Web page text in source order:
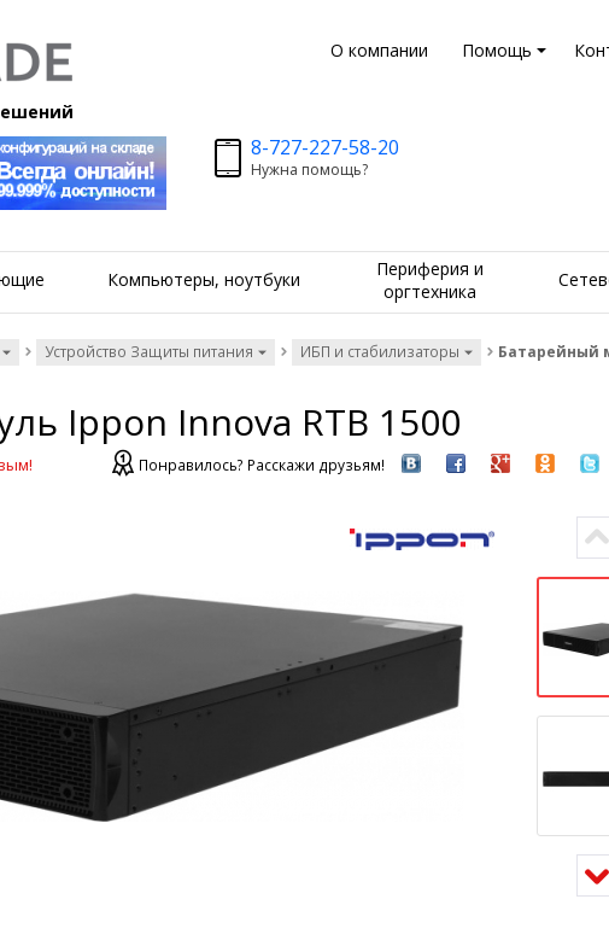
О компании Помощь
8-727-227-58-20
Нужна помощь?
Компьютеры, ноутбуки
Периферия и
оргтехника
Устройство Защиты питания ИБП и стабилизаторы Батарейный
Ippon Innova RTB 1500
Понравилось? Расскажи друзьям!